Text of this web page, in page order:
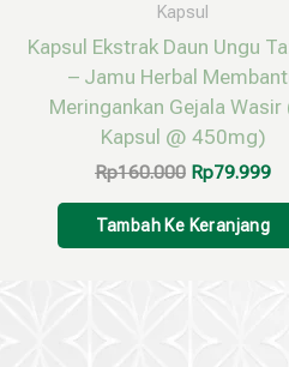
Kapsul
Kapsul Ekstrak Daun Ungu
– Jamu Herbal
Meringankan Gejala Wasir
Kapsul @ 450mg)
Rp160.000 Rp79.999
Tambah Ke Keranjang